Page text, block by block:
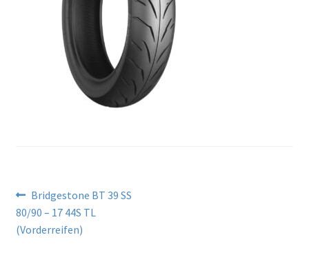
Beitragsnavigation
Vorheriger
Beitrag:
Bridgestone BT 39 SS
80/90 – 17 44S TL
(Vorderreifen)